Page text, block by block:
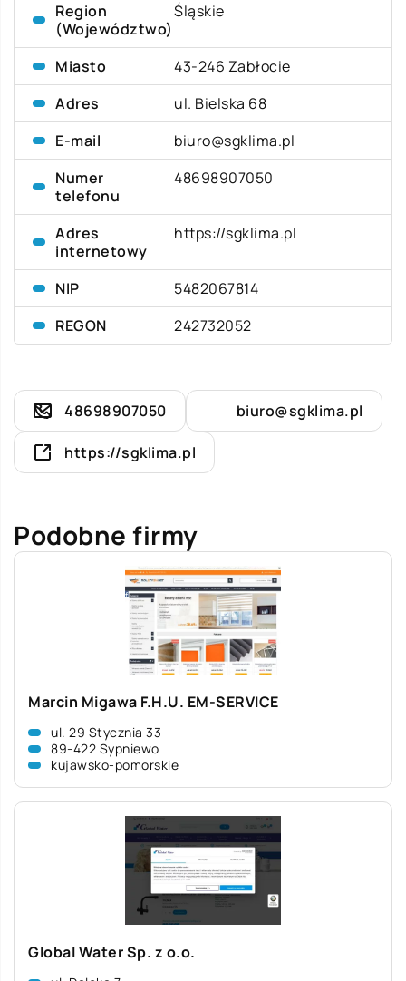
Region
(Województwo)
Śląskie
Miasto
43-246 Zabłocie
Adres
ul. Bielska 68
E-mail
biuro@sgklima.pl
Numer
telefonu
48698907050
Adres
internetowy
https://sgklima.pl
NIP
5482067814
REGON
242732052
48698907050 biuro@sgklima.pl
https://sgklima.pl
Podobne firmy
Marcin Migawa F.H.U. EM-SERVICE
ul. 29 Stycznia 33
89-422 Sypniewo
kujawsko-pomorskie
Global Water Sp. z o.o.